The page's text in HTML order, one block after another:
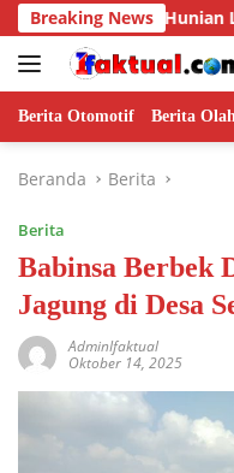
Langsung
ke
konten
Breaking News
Hunian Layak
Berita Otomotif Berita
Beranda Berita
Berita
Babinsa Berbek
Jagung di Desa
AdminIfaktual
Oktober 14, 2025